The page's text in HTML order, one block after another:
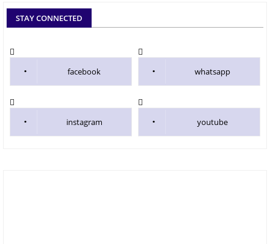
STAY CONNECTED
facebook whatsapp
instagram youtube